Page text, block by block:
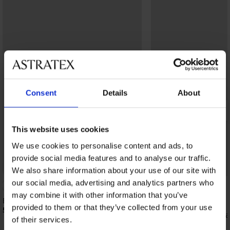
Consent Details About
This website uses cookies
We use cookies to personalise content and ads, to
provide social media features and to analyse our traffic.
We also share information about your use of our site with
our social media, advertising and analytics partners who
may combine it with other information that you’ve
provided to them or that they’ve collected from your use
of their services.
Bestseller
4,9
Bh Maia 4D gladmakend
52,99 €
Bestseller
Bh Spacer 3D Lady